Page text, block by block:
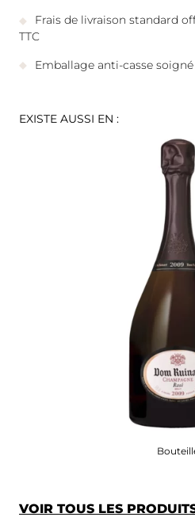
Frais de livraison standard
TTC
Emballage anti-casse soigné
EXISTE AUSSI EN :
VOIR TOUS LES